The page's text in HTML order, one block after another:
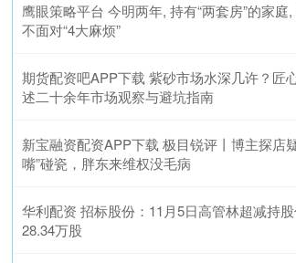
鹰眼策略平台 今明两年, 持有“两套房”的家庭
不面对“4大麻烦”
期货配资吧APP下载 紫砂市场水深几许？匠
述二十余年市场观察与避坑指南
新宝融资配资APP下载 极目锐评丨博主探店
嘴”碰瓷，胖东来维权没毛病
华利配资 招标股份：11月5日高管林超减持
28.34万股